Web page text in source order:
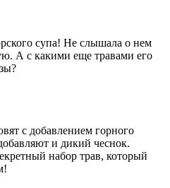
супа! Не слышала о нем
А с какими еще травами его
с добавлением горного
и дикий чеснок.
набор трав, который